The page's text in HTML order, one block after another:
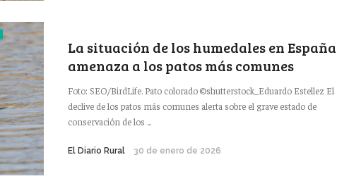
La situación de los humedales en España
amenaza a los patos más comunes
Foto: SEO/BirdLife. Pato colorado ©shutterstock_Eduardo Estellez El
declive de los patos más comunes alerta sobre el grave estado de
conservación de los ...
El Diario Rural 30 de enero de 2026